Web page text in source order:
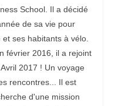
School. Il a décidé
de sa vie pour
ses habitants à vélo.
février 2016, il a rejoint
2017 ! Un voyage
rencontres... Il est
d'une mission